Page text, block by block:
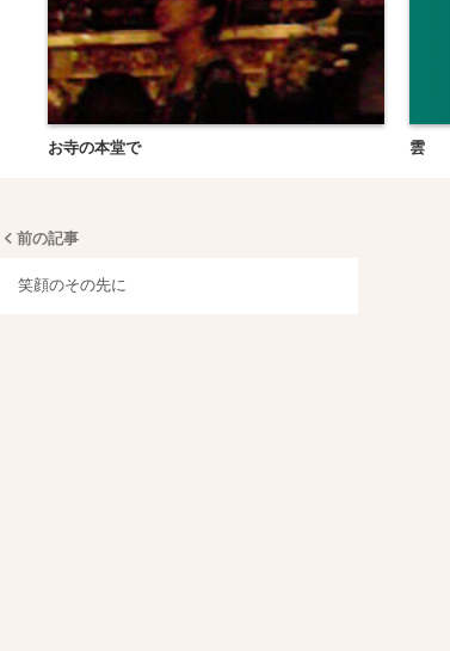
お寺の本堂で 雲
前の記事
笑顔のその先に